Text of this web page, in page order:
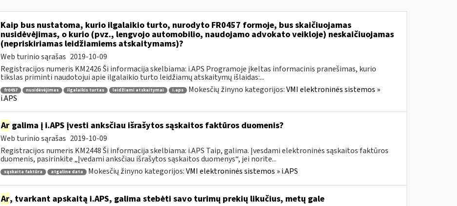
Kaip bus nustatoma, kurio ilgalaikio turto, nurodyto FR0457 formoje, bus skaičiuojamas
nusidėvėjimas, o kurio (pvz., lengvojo automobilio, naudojamo advokato veikloje) neskaičiuojamas
(nepriskiriamas leidžiamiems atskaitymams)?
Web turinio sąrašas 2019-10-09
Registracijos numeris KM2426 Ši informacija skelbiama: i.APS Programoje įkeltas informacinis pranešimas, kurio
tikslas priminti naudotojui apie ilgalaikio turto leidžiamų atskaitymų išlaidas:...
fr0457 nusidėvėjimas ilgalaikis turtas leidžiami atskaitymai i.aps Mokesčių žinyno kategorijos:VMI elektroninės sistemos »
i.APS
Argalima į i.APS įvesti anksčiau išrašytos sąskaitos faktūros duomenis?
Web turinio sąrašas 2019-10-09
Registracijos numeris KM2448 Ši informacija skelbiama: i.APS Taip, galima. Įvesdami elektroninės sąskaitos faktūros
duomenis, pasirinkite „Įvedami anksčiau išrašytos sąskaitos duomenys“, jei norite...
sąskaita faktūra atgaline data Mokesčių žinyno kategorijos:VMI elektroninės sistemos » i.APS
Ar, tvarkant apskaitą i.APS, galima stebėti savo turimų prekių likučius, metų gale